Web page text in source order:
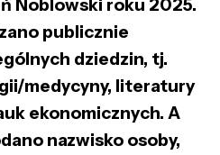
Noblowski roku 2025.
publicznie
dziedzin, tj.
medycyny, literatury
ekonomicznych. A
nazwisko osoby,